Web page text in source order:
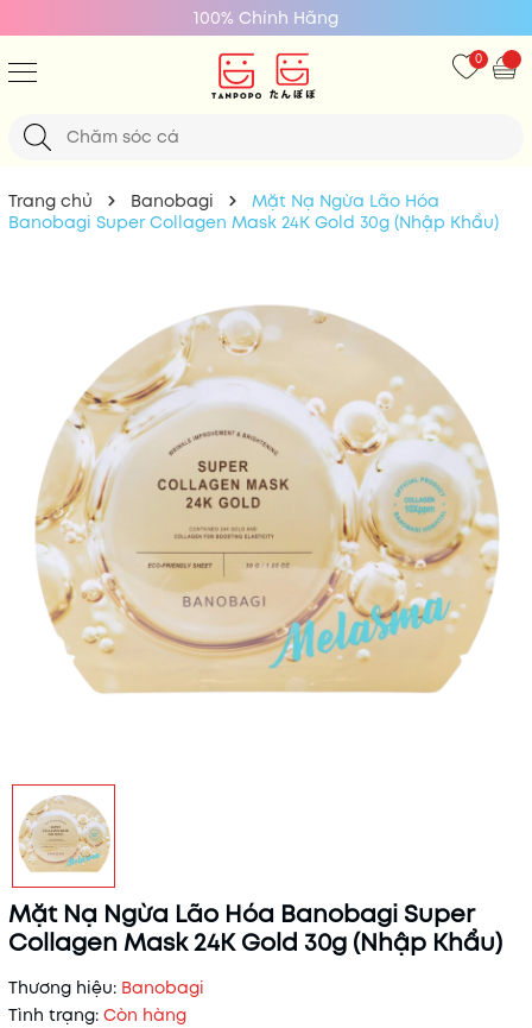
100% Chính Hãng
0
Trang chủ Banobagi
Mặt Nạ Ngừa Lão Hóa
Banobagi Super Collagen Mask 24K Gold 30g (Nhập Khẩu)
Mặt Nạ Ngừa Lão Hóa Banobagi Super
Collagen Mask 24K Gold 30g (Nhập Khẩu)
Thương hiệu: Banobagi
Tình trạng: Còn hàng